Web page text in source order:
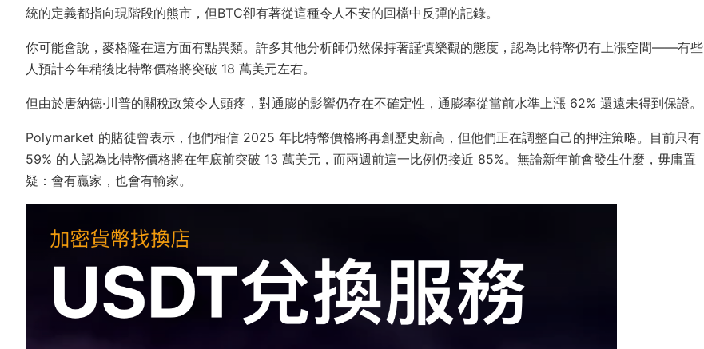
統的定義都指向現階段的熊市，但BTC卻有著從這種令人不安的回檔中反彈的記錄。
你可能會說，麥格隆在這方面有點異類。許多其他分析師仍然保持著謹慎樂觀的態度，認為比特幣仍有上漲空間——有些
人預計今年稍後比特幣價格將突破 18 萬美元左右。
但由於唐納德·川普的關稅政策令人頭疼，對通膨的影響仍存在不確定性，通膨率從當前水準上漲 62% 還遠未得​​到保證。
Polymarket 的賭徒曾表示，他們相信 2025 年比特幣價格將再創歷史新高，但他們正在調整自己的押注策略。目前只有
59% 的人認為比特幣價格將在年底前突破 13 萬美元，而兩週前這一比例仍接近 85%。無論新年前會發生什麼，毋庸置
疑：會有贏家，也會有輸家。